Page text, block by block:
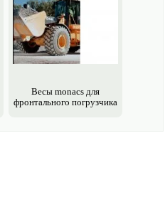
Весы monacs для
фронтального погрузчика